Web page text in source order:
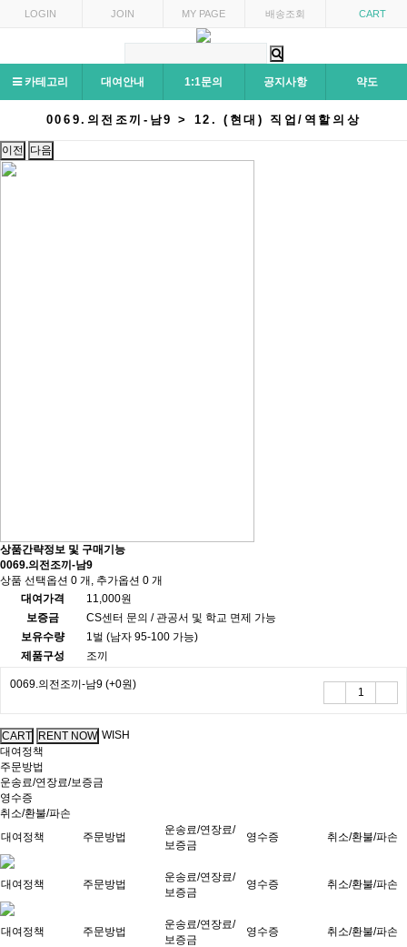
LOGIN JOIN MY PAGE 배송조회 CART
카테고리 대여안내 1:1문의 공지사항 약도
0069.의전조끼-남9 > 12. (현대) 직업/역할의상
이전 다음
상품간략정보 및 구매기능
0069.의전조끼-남9
상품 선택옵션 0 개, 추가옵션 0 개
대여가격
11,000원
보증금
CS센터 문의 / 관공서 및 학교 면제 가능
보유수량
1벌 (남자 95-100 가능)
제품구성
조끼
0069.의전조끼-남9 (+0원)
WISH
대여정책
주문방법
운송료/연장료/보증금
영수증
취소/환불/파손
대여정책
주문방법
운송료/연장료/
보증금
영수증 취소/환불/파손
대여정책 주문방법
운송료/연장료/
보증금
영수증 취소/환불/파손
대여정책 주문방법
운송료/연장료/
보증금
영수증 취소/환불/파손